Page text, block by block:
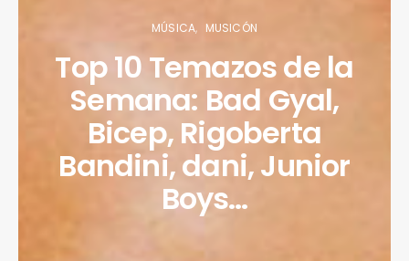
MÚSICA MUSICÓN
Top 10 Temazos de la
Semana: Bad Gyal,
Bicep, Rigoberta
Bandini, dani, Junior
Boys…